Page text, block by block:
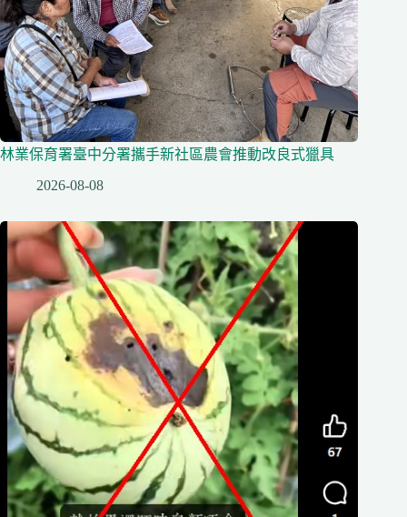
林業保育署臺中分署攜手新社區農會推動改良式獵具
2026-08-08